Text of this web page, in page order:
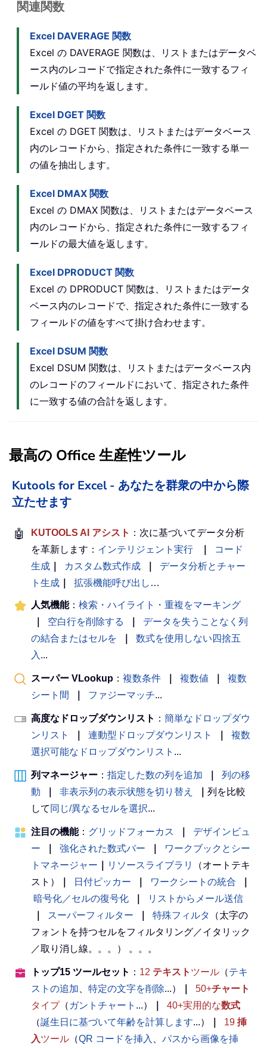
関連関数
Excel DAVERAGE 関数
Excel の DAVERAGE 関数は、リストまたはデータベ
ース内のレコードで指定された条件に一致するフィ
ールド値の平均を返します。
Excel DGET 関数
Excel の DGET 関数は、リストまたはデータベース
内のレコードから、指定された条件に一致する単一
の値を抽出します。
Excel DMAX 関数
Excel の DMAX 関数は、リストまたはデータベース
内のレコードから、指定された条件に一致するフィ
ールドの最大値を返します。
Excel DPRODUCT 関数
Excel の DPRODUCT 関数は、リストまたはデータ
ベース内のレコードで、指定された条件に一致する
フィールドの値をすべて掛け合わせます。
Excel DSUM 関数
Excel DSUM 関数は、リストまたはデータベース内
のレコードのフィールドにおいて、指定された条件
に一致する値の合計を返します。
最高の Office 生産性ツール
Kutools for Excel - あなたを群衆の中から際
立たせます
🤖 KUTOOLS AI アシスト ：次に基づいてデータ分析
を革新します： インテリジェント実行
コード
生成
カスタム数式作成
データ分析とチャー
ト生成
拡張機能呼び出し …
人気機能： 検索・ハイライト・重複をマーキング
空白行を削除する
データを失うことなく列
の結合またはセルを
数式を使用しない四捨五
入 ...
スーパー VLookup ： 複数条件 複数値
複数
シート間
ファジーマッチ...
高度なドロップダウンリスト ： 簡単なドロップダウ
ンリスト
連動型ドロップダウンリスト
複数
選択可能なドロップダウンリスト ...
列マネージャー ： 指定した数の列を追加
列の移
動
非表示列の表示状態を切り替え
列を比較
して 同じ/異なるセルを選択...
注目の機能： グリッドフォーカス
デザインビュ
ー
強化された数式バー
ワークブックとシー
トマネージャー
リソースライブラリ
（オートテキ
スト）
日付ピッカー ワークシートの統合
暗号化／セルの復号化
リストからメール送信
スーパーフィルター 特殊フィルタ
（太字の
フォントを持つセルをフィルタリング／イタリック
／取り消し線。。。） 。。。
トップ15 ツールセット ： 12 テキスト ツール （テキ
ストの追加
特定の文字を削除...） 50+チャート
タイプ（ ガントチャート ...） 40+実用的な数式
（誕生日に基づいて年齢を計算します...） 19 挿
入ツール （QR コードを挿入
パスから画像を挿